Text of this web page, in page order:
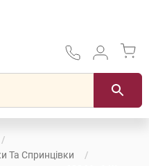
Та Спринцівки